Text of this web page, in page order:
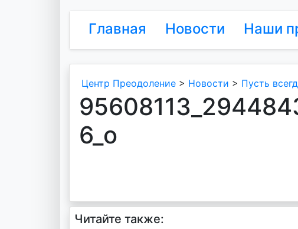
Главная Новости Наши
Центр Преодоление > Новости > Пусть
6_o
Читайте также: